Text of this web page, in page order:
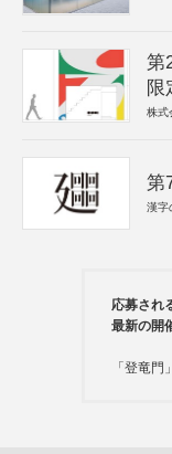
第
限
株式
第
漢字
応募され
最新の開
「登竜門